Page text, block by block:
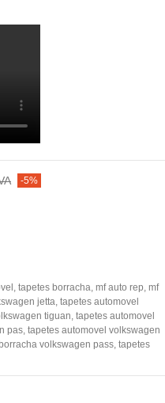
-5%
, tapetes borracha, mf auto rep, mf
jetta, tapetes automovel
tiguan, tapetes automovel
pas, tapetes automovel volkswagen
volkswagen pass, tapetes